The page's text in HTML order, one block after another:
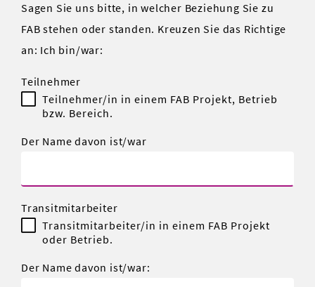
Sagen Sie uns bitte, in welcher Beziehung Sie zu
FAB stehen oder standen. Kreuzen Sie das Richtige
an: Ich bin/war:
Teilnehmer
Teilnehmer/in in einem FAB Projekt, Betrieb
bzw. Bereich.
Der Name davon ist/war
Transitmitarbeiter
Transitmitarbeiter/in in einem FAB Projekt
oder Betrieb.
Der Name davon ist/war: